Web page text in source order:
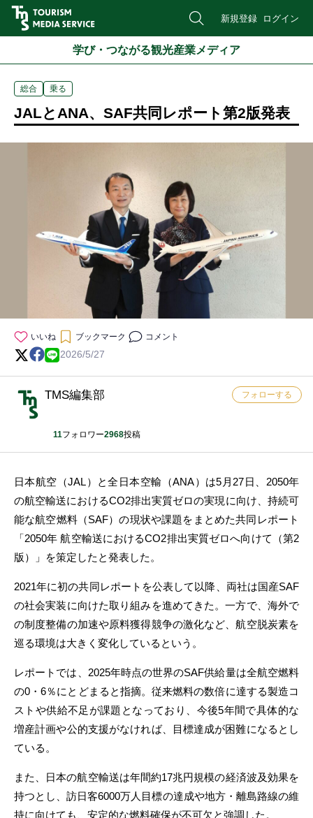
新規登録 ログイン
学び・つながる観光産業メディア
総合 乗る
JALとANA、SAF共同レポート第2版発表
いいね ブックマーク コメント
2026/5/27
TMS編集部
11フォロワー2968投稿
フォローする
日本航空（JAL）と全日本空輸（ANA）は5月27日、2050年
の航空輸送におけるCO2排出実質ゼロの実現に向け、持続可
能な航空燃料（SAF）の現状や課題をまとめた共同レポート
「2050年 航空輸送におけるCO2排出実質ゼロへ向けて（第2
版）」を策定したと発表した。
2021年に初の共同レポートを公表して以降、両社は国産SAF
の社会実装に向けた取り組みを進めてきた。一方で、海外で
の制度整備の加速や原料獲得競争の激化など、航空脱炭素を
巡る環境は大きく変化しているという。
レポートでは、2025年時点の世界のSAF供給量は全航空燃料
の0・6％にとどまると指摘。従来燃料の数倍に達する製造コ
ストや供給不足が課題となっており、今後5年間で具体的な
増産計画や公的支援がなければ、目標達成が困難になるとし
ている。
また、日本の航空輸送は年間約17兆円規模の経済波及効果を
持つとし、訪日客6000万人目標の達成や地方・離島路線の維
持に向けても、安定的な燃料確保が不可欠と強調した。